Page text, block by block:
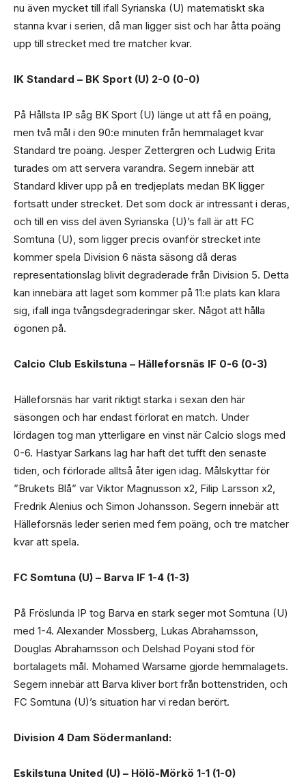
nu även mycket till ifall Syrianska (U) matematiskt ska
stanna kvar i serien, då man ligger sist och har åtta poäng
upp till strecket med tre matcher kvar.
IK Standard – BK Sport (U) 2-0 (0-0)
På Hållsta IP såg BK Sport (U) länge ut att få en poäng,
men två mål i den 90:e minuten från hemmalaget kvar
Standard tre poäng. Jesper Zettergren och Ludwig Erita
turades om att servera varandra. Segern innebär att
Standard kliver upp på en tredjeplats medan BK ligger
fortsatt under strecket. Det som dock är intressant i deras,
och till en viss del även Syrianska (U)’s fall är att FC
Somtuna (U), som ligger precis ovanför strecket inte
kommer spela Division 6 nästa säsong då deras
representationslag blivit degraderade från Division 5. Detta
kan innebära att laget som kommer på 11:e plats kan klara
sig, ifall inga tvångsdegraderingar sker. Något att hålla
ögonen på.
Calcio Club Eskilstuna – Hälleforsnäs IF 0-6 (0-3)
Hälleforsnäs har varit riktigt starka i sexan den här
säsongen och har endast förlorat en match. Under
lördagen tog man ytterligare en vinst när Calcio slogs med
0-6. Hastyar Sarkans lag har haft det tufft den senaste
tiden, och förlorade alltså åter igen idag. Målskyttar för
”Brukets Blå” var Viktor Magnusson x2, Filip Larsson x2,
Fredrik Alenius och Simon Johansson. Segern innebär att
Hälleforsnäs leder serien med fem poäng, och tre matcher
kvar att spela.
FC Somtuna (U) – Barva IF 1-4 (1-3)
På Fröslunda IP tog Barva en stark seger mot Somtuna (U)
med 1-4. Alexander Mossberg, Lukas Abrahamsson,
Douglas Abrahamsson och Delshad Poyani stod för
bortalagets mål. Mohamed Warsame gjorde hemmalagets.
Segern innebär att Barva kliver bort från bottenstriden, och
FC Somtuna (U)’s situation har vi redan berört.
Division 4 Dam Södermanland:
Eskilstuna United (U) – Hölö-Mörkö 1-1 (1-0)